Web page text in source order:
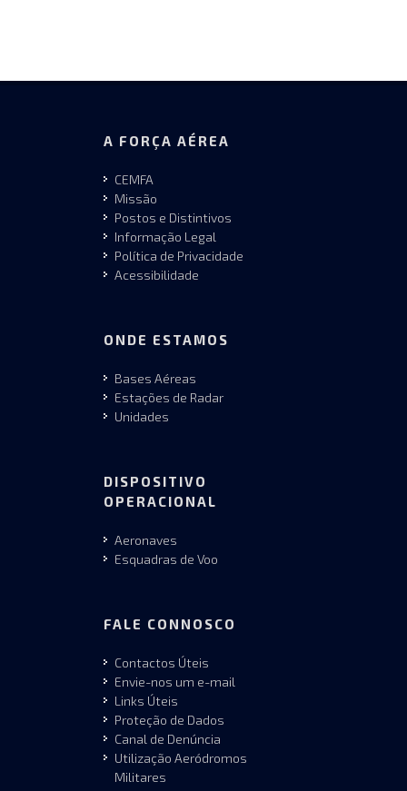
A FORÇA AÉREA
CEMFA
Missão
Postos e Distintivos
Informação Legal
Política de Privacidade
Acessibilidade
ONDE ESTAMOS
Bases Aéreas
Estações de Radar
Unidades
DISPOSITIVO
OPERACIONAL
Aeronaves
Esquadras de Voo
FALE CONNOSCO
Contactos Úteis
Envie-nos um e-mail
Links Úteis
Proteção de Dados
Canal de Denúncia
Utilização Aeródromos
Militares